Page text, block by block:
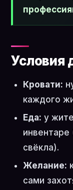
Условия
Кровати:
каждого
Еда: у
свёкла).
Желание:
сами